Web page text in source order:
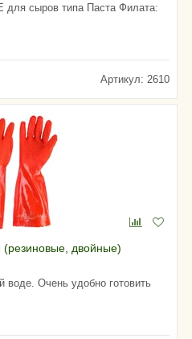
для сыров типа Паста Филата:
Артикул: 2610
(резиновые, двойные)
воде. Очень удобно готовить